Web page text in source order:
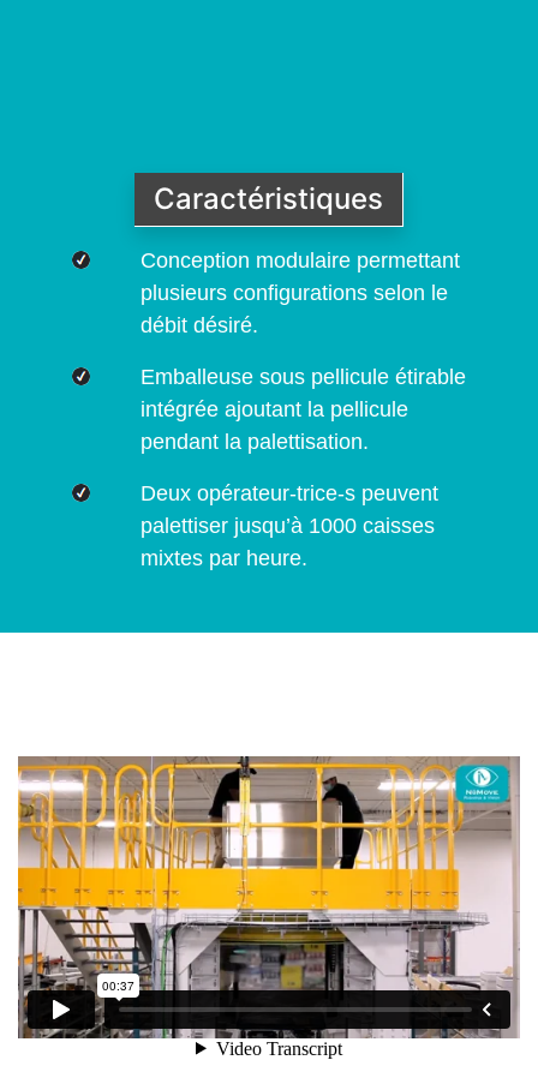
Caractéristiques
Conception modulaire permettant
plusieurs configurations selon le
débit désiré.
Emballeuse sous pellicule étirable
intégrée ajoutant la pellicule
pendant la palettisation.
Deux opérateur-trice-s peuvent
palettiser jusqu’à 1000 caisses
mixtes par heure.